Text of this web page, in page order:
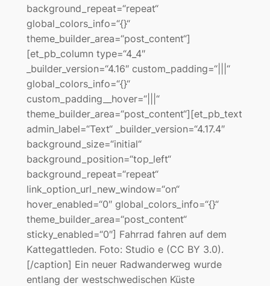
background_repeat=“repeat“
global_colors_info=“{}“
theme_builder_area=“post_content“]
[et_pb_column type=“4_4″
_builder_version=“4.16″ custom_padding=“|||“
global_colors_info=“{}“
custom_padding__hover=“|||“
theme_builder_area=“post_content“][et_pb_text
admin_label=“Text“ _builder_version=“4.17.4″
background_size=“initial“
background_position=“top_left“
background_repeat=“repeat“
link_option_url_new_window=“on“
hover_enabled=“0″ global_colors_info=“{}“
theme_builder_area=“post_content“
sticky_enabled=“0″] Fahrrad fahren auf dem
Kattegattleden. Foto: Studio e (CC BY 3.0).
[/caption] Ein neuer Radwanderweg wurde
entlang der westschwedischen Küste